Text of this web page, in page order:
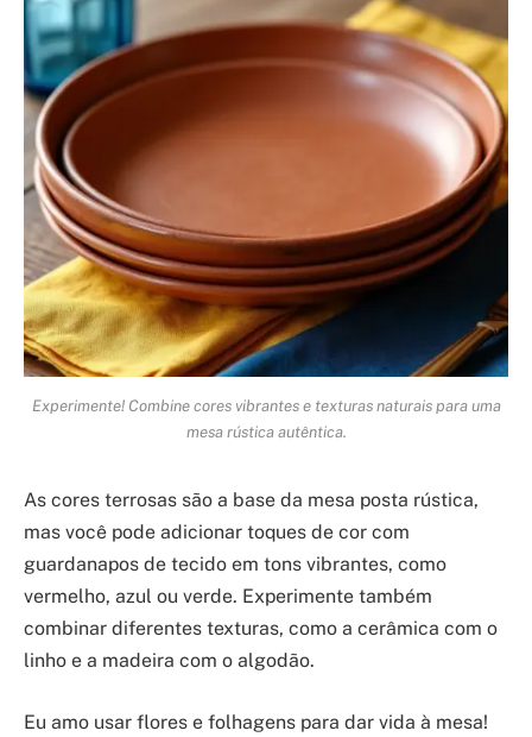
Experimente! Combine cores vibrantes e texturas naturais para uma
mesa rústica autêntica.
As cores terrosas são a base da mesa posta rústica,
mas você pode adicionar toques de cor com
guardanapos de tecido em tons vibrantes, como
vermelho, azul ou verde. Experimente também
combinar diferentes texturas, como a cerâmica com o
linho e a madeira com o algodão.
Eu amo usar flores e folhagens para dar vida à mesa!